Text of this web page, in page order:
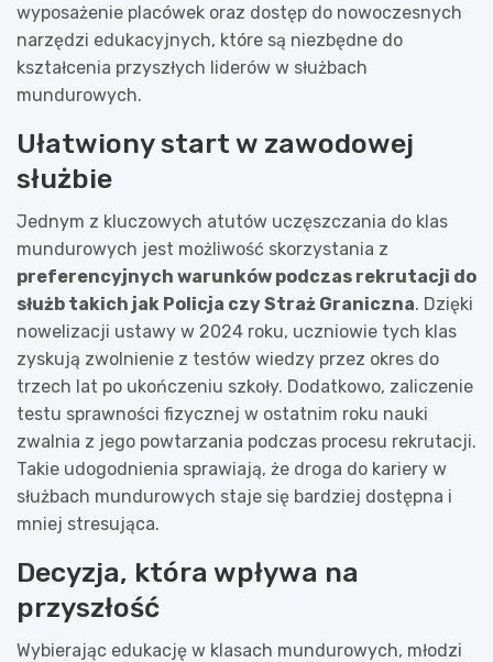
wyposażenie placówek oraz dostęp do nowoczesnych
narzędzi edukacyjnych, które są niezbędne do
kształcenia przyszłych liderów w służbach
mundurowych.
Ułatwiony start w zawodowej
służbie
Jednym z kluczowych atutów uczęszczania do klas
mundurowych jest możliwość skorzystania z
preferencyjnych warunków podczas rekrutacji do
służb takich jak Policja czy Straż Graniczna. Dzięki
nowelizacji ustawy w 2024 roku, uczniowie tych klas
zyskują zwolnienie z testów wiedzy przez okres do
trzech lat po ukończeniu szkoły. Dodatkowo, zaliczenie
testu sprawności fizycznej w ostatnim roku nauki
zwalnia z jego powtarzania podczas procesu rekrutacji.
Takie udogodnienia sprawiają, że droga do kariery w
służbach mundurowych staje się bardziej dostępna i
mniej stresująca.
Decyzja, która wpływa na
przyszłość
Wybierając edukację w klasach mundurowych, młodzi